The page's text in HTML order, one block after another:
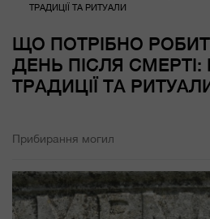
ТРАДИЦІЇ ТА РИТУАЛИ
ЩО ПОТРІБНО
ДЕНЬ ПІСЛЯ
ТРАДИЦІЇ ТА
Прибирання могил